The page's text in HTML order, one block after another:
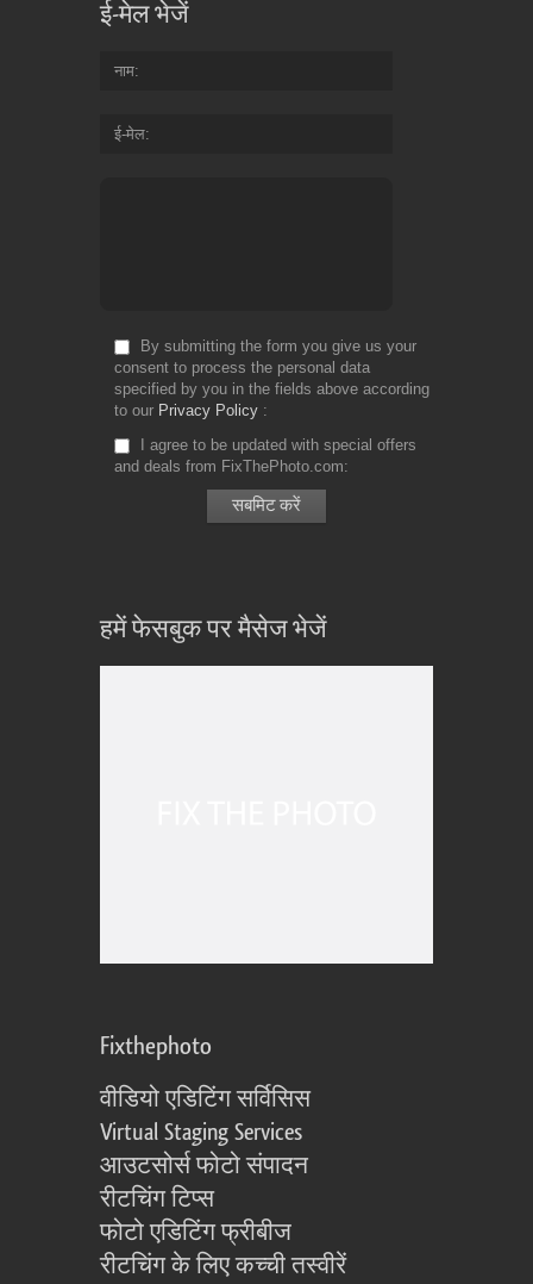
ई-मेल भेजें
नाम
ई-मेल
By submitting the form you give us your
consent to process the personal data
specified by you in the fields above according
to our Privacy Policy
I agree to be updated with special offers
and deals from FixThePhoto.com
हमें फेसबुक पर मैसेज भेजें
Fixthephoto
वीडियो एडिटिंग सर्विसिस
Virtual Staging Services
आउटसोर्स फोटो संपादन
रीटचिंग टिप्स
फोटो एडिटिंग फ्रीबीज
रीटचिंग के लिए कच्ची तस्वीरें